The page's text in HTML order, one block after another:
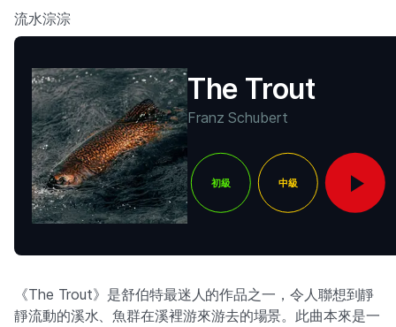
流水淙淙
The Trout
Franz Schubert
初級 中級
《The Trout》是舒伯特最迷人的作品之一，令人聯想到靜
靜流動的溪水、魚群在溪裡游來游去的場景。此曲本來是一